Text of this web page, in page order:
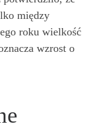
między
roku wielkość
wzrost o